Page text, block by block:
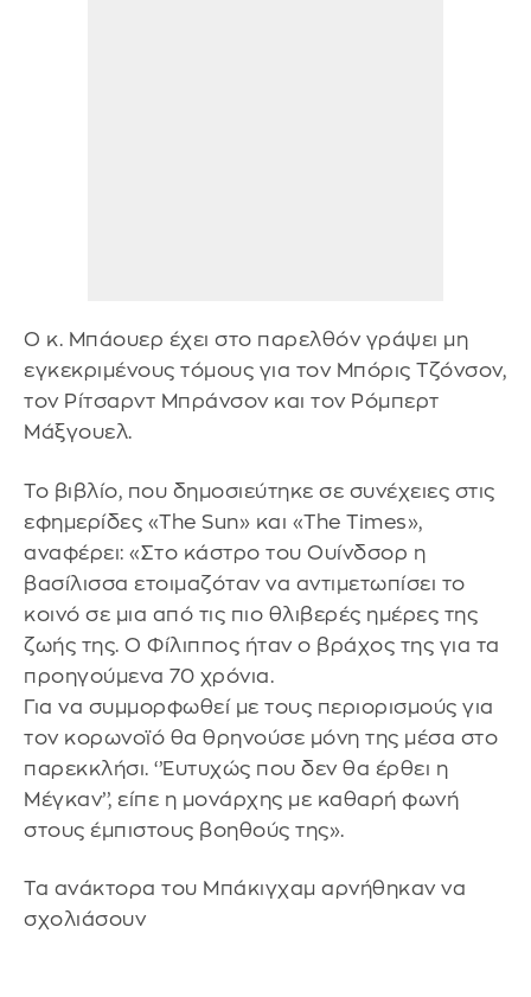
Ο κ. Μπάουερ έχει στο παρελθόν γράψει μη
εγκεκριμένους τόμους για τον Μπόρις Τζόνσον,
τον Ρίτσαρντ Μπράνσον και τον Ρόμπερτ
Μάξγουελ.
Το βιβλίο, που δημοσιεύτηκε σε συνέχειες στις
εφημερίδες «The Sun» και «The Times»,
αναφέρει: «Στο κάστρο του Ουίνδσορ η
βασίλισσα ετοιμαζόταν να αντιμετωπίσει το
κοινό σε μια από τις πιο θλιβερές ημέρες της
ζωής της. Ο Φίλιππος ήταν ο βράχος της για τα
προηγούμενα 70 χρόνια.
Για να συμμορφωθεί με τους περιορισμούς για
τον κορωνοϊό θα θρηνούσε μόνη της μέσα στο
παρεκκλήσι. ‘’Ευτυχώς που δεν θα έρθει η
Μέγκαν’’, είπε η μονάρχης με καθαρή φωνή
στους έμπιστους βοηθούς της».
Τα ανάκτορα του Μπάκιγχαμ αρνήθηκαν να
σχολιάσουν